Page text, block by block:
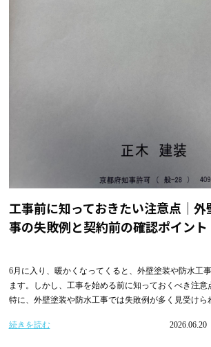
工事前に知っておきたい注意点｜
事の失敗例と契約前の確認ポイント
6月に入り、暖かくなってくると、外壁塗装や防水工
ます。しかし、工事を始める前に知っておくべき注意
特に、外壁塗装や防水工事では失敗例が多く見受けら
続きを読む 2026.06.20